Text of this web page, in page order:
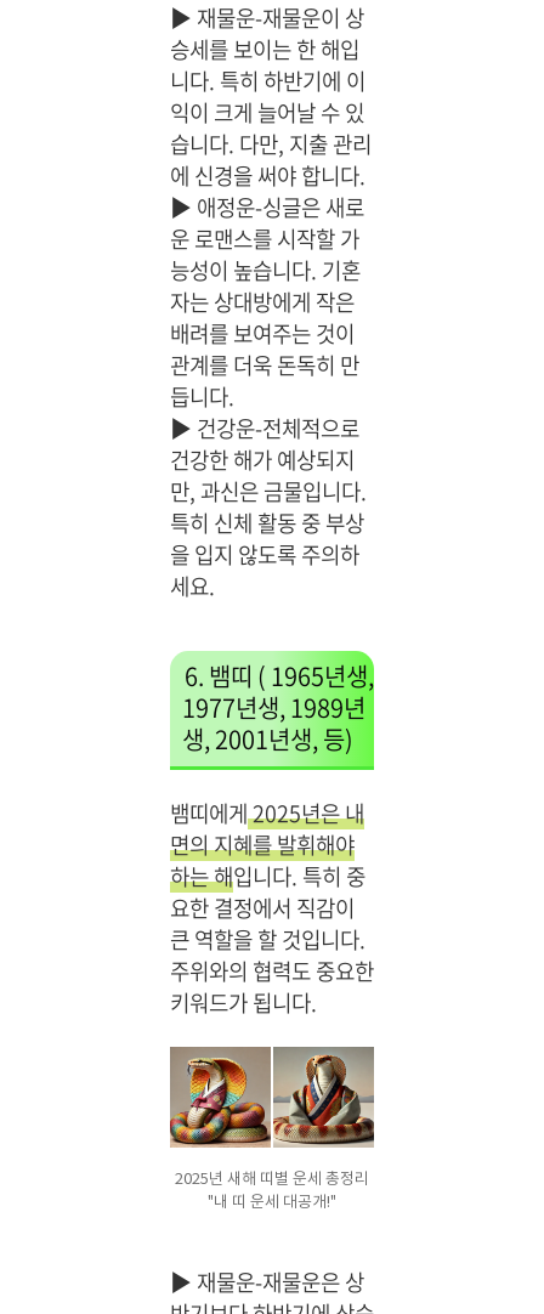
▶ 재물운-재물운이 상
승세를 보이는 한 해입
니다. 특히 하반기에 이
익이 크게 늘어날 수 있
습니다. 다만, 지출 관리
에 신경을 써야 합니다.
▶ 애정운-싱글은 새로
운 로맨스를 시작할 가
능성이 높습니다. 기혼
자는 상대방에게 작은
배려를 보여주는 것이
관계를 더욱 돈독히 만
듭니다.
▶ 건강운-전체적으로
건강한 해가 예상되지
만, 과신은 금물입니다.
특히 신체 활동 중 부상
을 입지 않도록 주의하
세요.
6. 뱀띠 ( 1965년생,
1977년생, 1989년
생, 2001년생, 등)
뱀띠에게2025년은 내
면의 지혜를 발휘해야
하는 해입니다. 특히 중
요한 결정에서 직감이
큰 역할을 할 것입니다.
주위와의 협력도 중요한
키워드가 됩니다.
2025년 새해 띠별 운세 총정리
"내 띠 운세 대공개!"
▶ 재물운-재물운은 상